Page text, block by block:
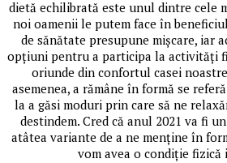
dietă echilibrată este unul dintre cele
noi oamenii le putem face în
de sănătate presupune mișcare, iar
opțiuni pentru a participa la activități
oriunde din confortul casei
asemenea, a rămâne în formă se
la a găsi moduri prin care să ne
destindem. Cred că anul 2021 va fi
atâtea variante de a ne menține în
vom avea o condiție fizică